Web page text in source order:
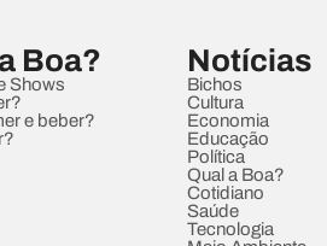
Boa?
Shows
e beber?
Notícias
Bichos
Cultura
Economia
Educação
Política
Qual a Boa?
Cotidiano
Saúde
Tecnologia